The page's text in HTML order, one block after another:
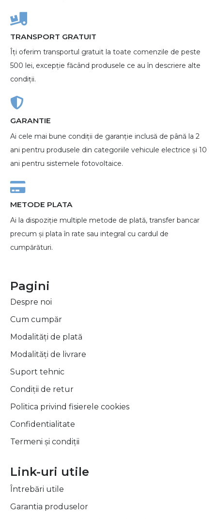
TRANSPORT GRATUIT
Îți oferim transportul gratuit la toate comenzile de peste
500 lei, excepție făcând produsele ce au în descriere alte
condiții.
GARANTIE
Ai cele mai bune condiții de garanție inclusă de până la 2
ani pentru produsele din categoriile vehicule electrice și 10
ani pentru sistemele fotovoltaice.
METODE PLATA
Ai la dispoziție multiple metode de plată, transfer bancar
precum și plata în rate sau integral cu cardul de
cumpărături.
Pagini
Despre noi
Cum cumpăr
Modalități de plată
Modalități de livrare
Suport tehnic
Condiții de retur
Politica privind fisierele cookies
Confidentialitate
Termeni și condiții
Link-uri utile
Întrebări utile
Garantia produselor